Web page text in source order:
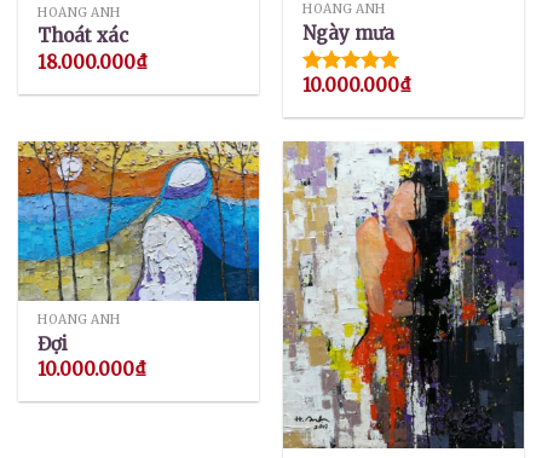
HOÀNG ANH
Thoát xác
18.000.000₫
HOÀNG ANH
Ngày mưa
Được xếp
10.000.000₫
HOÀNG ANH
Đợi
10.000.000₫